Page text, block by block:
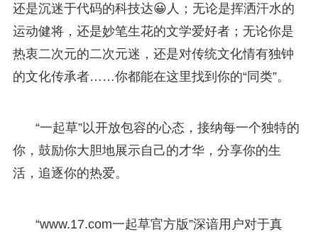
还是沉迷于代码的科技达😀人；无论是挥洒汗水的
运动健将，还是妙笔生花的文学爱好者；无论你是
热衷二次元的二次元迷，还是对传统文化情有独钟
的文化传承者……你都能在这里找到你的“同类”。
“一起草”以开放包容的心态，接纳每一个独特的
你，鼓励你大胆地展示自己的才华，分享你的生
活，追逐你的热爱。
“www.17.com一起草官方版”深谙用户对于真